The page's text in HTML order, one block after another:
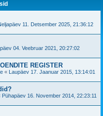
11. Detsember 2025, 21:36:12
04. Veebruar 2021, 20:27:02
REGISTER
« Laupäev 17. Jaanuar 2015, 13:14:01
Pühapäev 16. November 2014, 22:23:11